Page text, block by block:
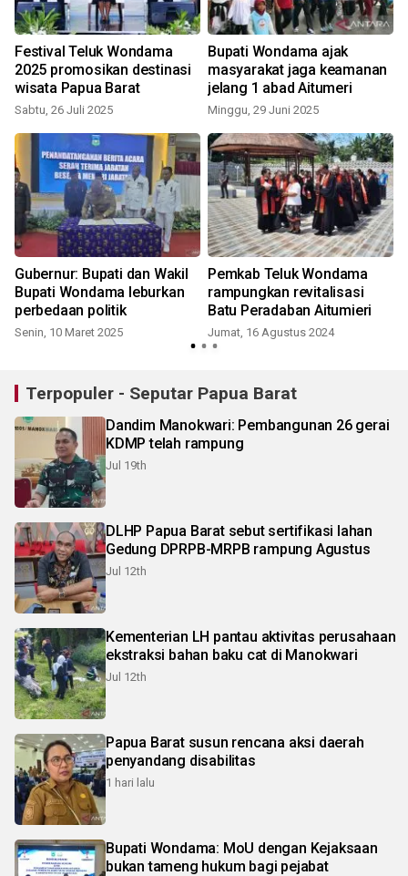
Festival Teluk Wondama
2025 promosikan destinasi
wisata Papua Barat
Sabtu, 26 Juli 2025
Bupati Wondama ajak
masyarakat jaga keamanan
jelang 1 abad Aitumeri
Minggu, 29 Juni 2025
Gubernur: Bupati dan Wakil
Bupati Wondama leburkan
perbedaan politik
Senin, 10 Maret 2025
Pemkab Teluk Wondama
rampungkan revitalisasi
Batu Peradaban Aitumieri
Jumat, 16 Agustus 2024
Terpopuler - Seputar Papua Barat
Dandim Manokwari: Pembangunan 26 gerai
KDMP telah rampung
Jul 19th
DLHP Papua Barat sebut sertifikasi lahan
Gedung DPRPB-MRPB rampung Agustus
Jul 12th
Kementerian LH pantau aktivitas perusahaan
ekstraksi bahan baku cat di Manokwari
Jul 12th
Papua Barat susun rencana aksi daerah
penyandang disabilitas
1 hari lalu
Bupati Wondama: MoU dengan Kejaksaan
bukan tameng hukum bagi pejabat